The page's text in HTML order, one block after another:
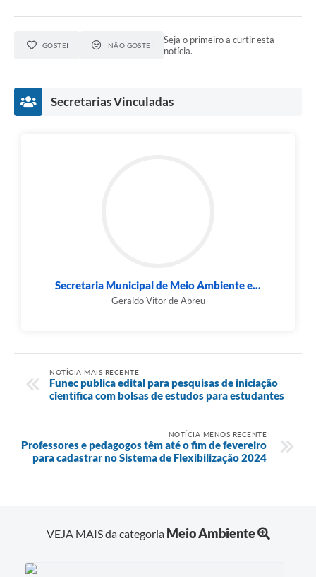
GOSTEI NÃO GOSTEI
Seja o primeiro a curtir esta
notícia.
Secretarias Vinculadas
Secretaria Municipal de Meio Ambiente e...
Geraldo Vitor de Abreu
NOTÍCIA MAIS RECENTE
Funec publica edital para pesquisas de iniciação
científica com bolsas de estudos para estudantes
NOTÍCIA MENOS RECENTE
Professores e pedagogos têm até o fim de fevereiro
para cadastrar no Sistema de Flexibilização 2024
VEJA MAIS da categoria Meio Ambiente